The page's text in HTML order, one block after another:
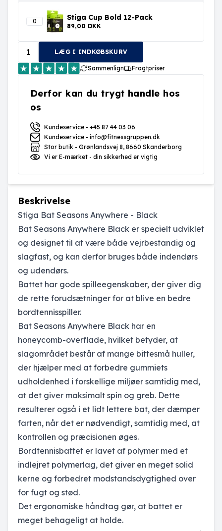
Stiga Cup Bold 12-Pack
89,00 DKK
LÆG I INDKØBSKURV
Sammenlign Fragtpriser
Derfor kan du trygt handle hos
os
Kundeservice - +45 87 44 03 06
Kundeservice - info@fitnessgruppen.dk
Stor butik - Grønlandsvej 8, 8660 Skanderborg
Vi er E-mærket - din sikkerhed er vigtig
Beskrivelse
Stiga Bat Seasons Anywhere - Black
Bat Seasons Anywhere Black er specielt udviklet
og designet til at være både vejrbestandig og
slagfast, og kan derfor bruges både indendørs
og udendørs.
Battet har gode spilleegenskaber, der giver dig
de rette forudsætninger for at blive en bedre
bordtennisspiller.
Bat Seasons Anywhere Black har en
honeycomb-overflade, hvilket betyder, at
slagområdet består af mange bittesmå huller,
der hjælper med at forbedre gummiets
udholdenhed i forskellige miljøer samtidig med,
at det giver maksimalt spin og greb. Dette
resulterer også i et lidt lettere bat, der dæmper
farten, når det er nødvendigt, samtidig med, at
kontrollen og præcisionen øges.
Bordtennisbattet er lavet af polymer med et
indlejret polymerlag, det giver en meget solid
kerne og forbedret modstandsdygtighed over
for fugt og stød.
Det ergonomiske håndtag gør, at battet er
meget behageligt at holde.